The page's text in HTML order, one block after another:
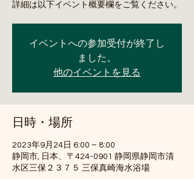
詳細は以下イベント概要欄をご覧ください。
イベントへの参加受付が終了し
ました。
他のイベントを見る
日時・場所
2023年9月24日 6:00 – 8:00
静岡市, 日本、〒424-0901 静岡県静岡市清
水区三保２３７５ 三保真崎海水浴場